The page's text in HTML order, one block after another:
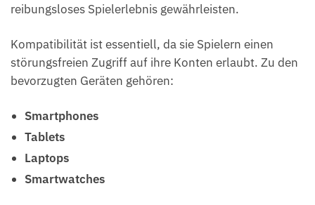
reibungsloses Spielerlebnis gewährleisten.
Kompatibilität ist essentiell, da sie Spielern einen
störungsfreien Zugriff auf ihre Konten erlaubt. Zu den
bevorzugten Geräten gehören:
Smartphones
Tablets
Laptops
Smartwatches